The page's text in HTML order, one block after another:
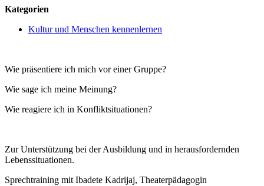
Kategorien
Kultur und Menschen kennenlernen
Wie präsentiere ich mich vor einer Gruppe?
Wie sage ich meine Meinung?
Wie reagiere ich in Konfliktsituationen?
Zur Unterstützung bei der Ausbildung und in herausfordernden
Lebenssituationen.
Sprechtraining mit Ibadete Kadrijaj, Theaterpädagogin